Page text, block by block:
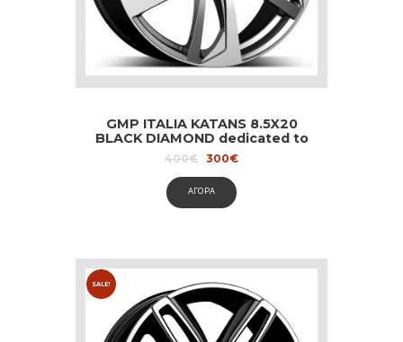
GMP ITALIA KATANS 8.5X20
BLACK DIAMOND dedicated to
Audi and Volvo
400€ Original
was:
400€.
300€Current
ΑΓΟΡΑ
SALE!